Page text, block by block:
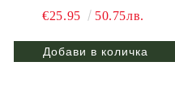
Benessence,1л / 20 дози
€25.95 50.75лв.